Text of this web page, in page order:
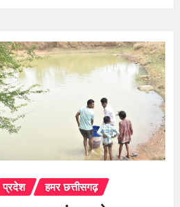
प्रदेश हमर छत्तीसगढ़